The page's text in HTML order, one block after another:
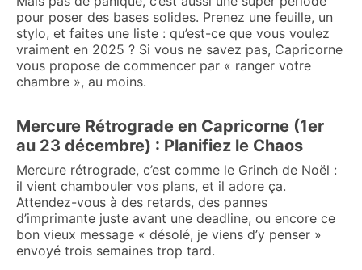
pour poser des bases solides. Prenez une feuille, un
stylo, et faites une liste : qu’est-ce que vous voulez
vraiment en 2025 ? Si vous ne savez pas, Capricorne
vous propose de commencer par « ranger votre
chambre », au moins.
Mercure Rétrograde en Capricorne (1er
au 23 décembre) : Planifiez le Chaos
Mercure rétrograde, c’est comme le Grinch de Noël :
il vient chambouler vos plans, et il adore ça.
Attendez-vous à des retards, des pannes
d’imprimante juste avant une deadline, ou encore ce
bon vieux message « désolé, je viens d’y penser »
envoyé trois semaines trop tard.